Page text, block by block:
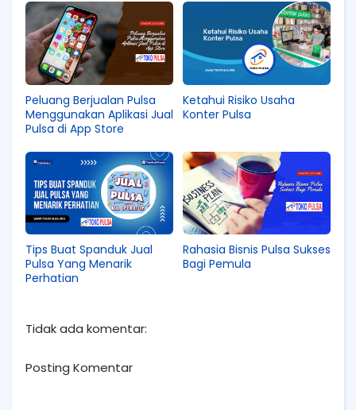
Peluang Berjualan Pulsa
Menggunakan Aplikasi Jual
Pulsa di App Store
Ketahui Risiko Usaha
Konter Pulsa
Tips Buat Spanduk Jual
Pulsa Yang Menarik
Perhatian
Rahasia Bisnis Pulsa Sukses
Bagi Pemula
Tidak ada komentar:
Posting Komentar